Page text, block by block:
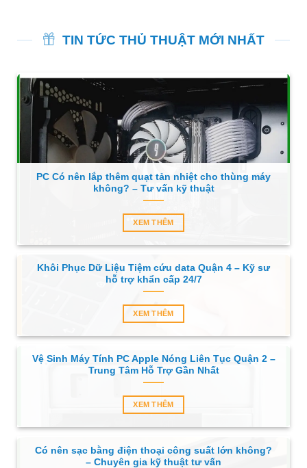
TIN TỨC THỦ THUẬT MỚI NHẤT
PC Có nên lắp thêm quạt tản nhiệt cho thùng máy
không? – Tư vấn kỹ thuật
XEM THÊM
Khôi Phục Dữ Liệu Tiệm cứu data Quận 4 – Kỹ sư
hỗ trợ khẩn cấp 24/7
XEM THÊM
Vệ Sinh Máy Tính PC Apple Nóng Liên Tục Quận 2 –
Trung Tâm Hỗ Trợ Gần Nhất
XEM THÊM
Có nên sạc bằng điện thoại công suất lớn không?
– Chuyên gia kỹ thuật tư vấn